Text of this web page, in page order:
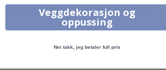
Kontaktpapir - Trekorndesign /
Peel
Veggdekorasjon og
oppussing
Nei takk, jeg betaler full pris